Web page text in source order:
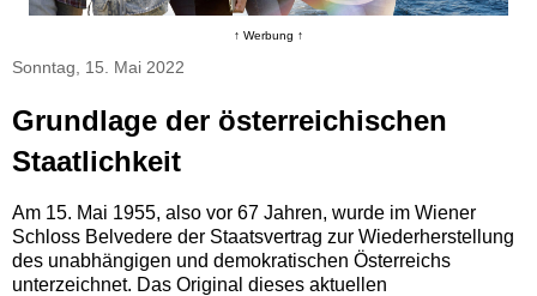
↑ Werbung ↑
Sonntag, 15. Mai 2022
Grundlage der österreichischen
Staatlichkeit
Am 15. Mai 1955, also vor 67 Jahren, wurde im Wiener
Schloss Belvedere der Staatsvertrag zur Wiederherstellung
des unabhängigen und demokratischen Österreichs
unterzeichnet. Das Original dieses aktuellen